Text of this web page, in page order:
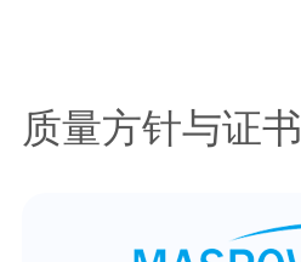
质量方针与证书